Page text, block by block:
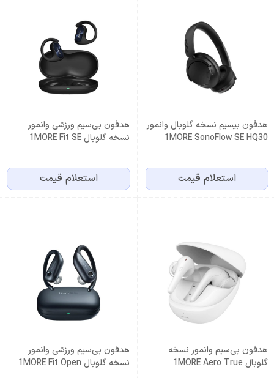
هدفون بیسیم نسخه گلوبال وانمور
1MORE SonoFlow SE HQ30
استعلام قیمت
هدفون بی‌سیم ورزشی وانمور
نسخه گلوبال 1MORE Fit SE
استعلام قیمت
هدفون بی‌سیم وانمور نسخه
گلوبال 1MORE Aero True
هدفون بی‌سیم ورزشی وانمور
نسخه گلوبال 1MORE Fit Open